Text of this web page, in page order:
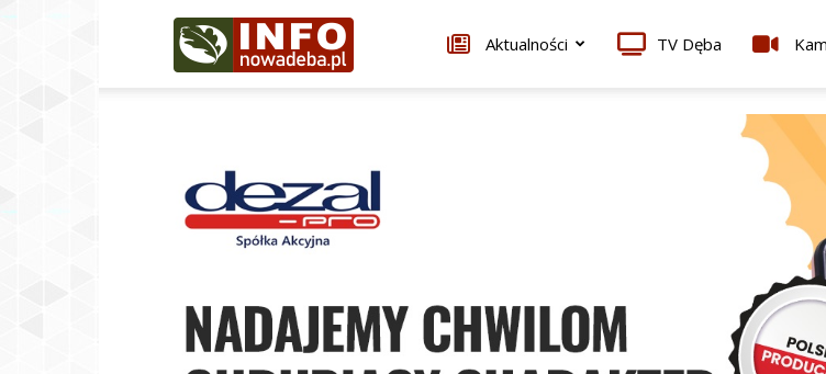
Infonowadeba.pl Aktualności TV Dęba